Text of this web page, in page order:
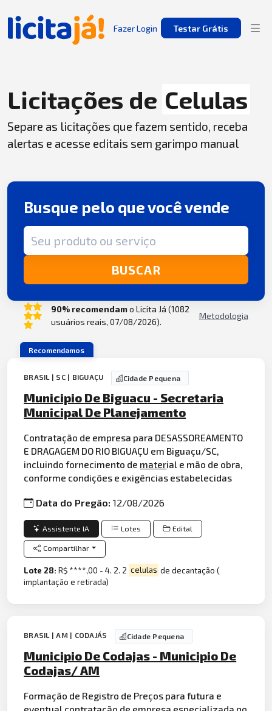
Fazer Login Testar Grátis
Licitações de Celulas
Separe as licitações que fazem sentido, receba
alertas e acesse editais sem garimpo manual
Busque pelo que você vende
Termo de busca
BUSCAR
90% recomendamo Licita Já (1082
usuários reais, 07/08/2026).
Metodologia
Recomendamos
BRASIL | SC | BIGUAÇU Cidade Pequena
Municipio De Biguacu - Secretaria
Municipal De Planejamento
Contratação de empresa para DESASSOREAMENTO
E DRAGAGEM DO RIO BIGUAÇU em Biguaçu/SC,
incluindo fornecimento de material e mão de obra,
conforme condições e exigências estabelecidas
Data do Pregão:12/08/2026
Assistente IA Lotes Edital
Compartilhar
Lote 28:R$ ****,00 - 4. 2. 2 celulas de decantação (
implantação e retirada)
BRASIL | AM | CODAJÁS Cidade Pequena
Municipio De Codajas - Municipio De
Codajas/ AM
Formação de Registro de Preços para futura e